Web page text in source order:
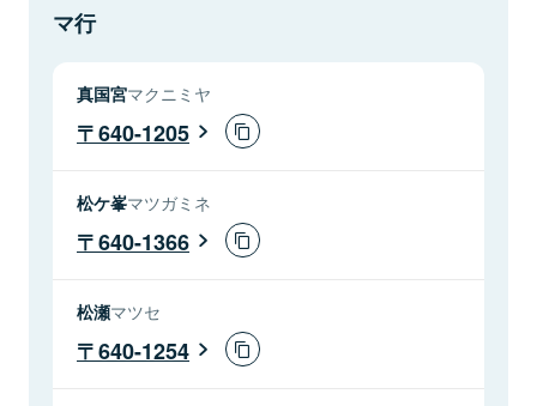
マ行
真国宮マクニミヤ
640-1205
松ケ峯マツガミネ
640-1366
松瀬マツセ
640-1254